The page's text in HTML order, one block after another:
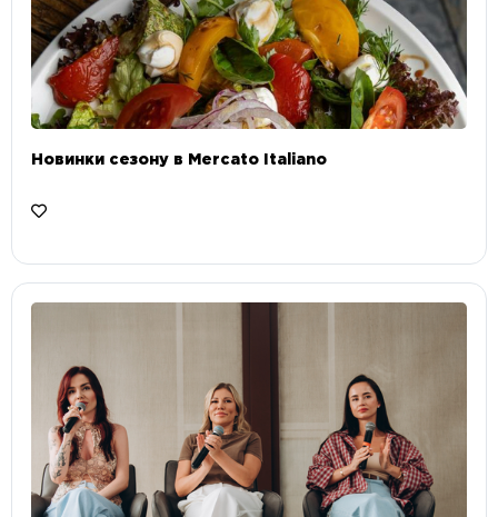
Новинки сезону в Mercato Italiano